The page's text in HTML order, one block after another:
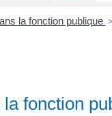
la fonction publique >
fonction